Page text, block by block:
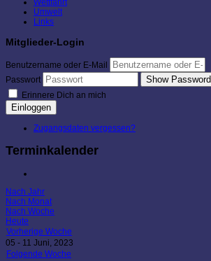
Wettfahrt
Umwelt
Links
Mitglieder-Login
Benutzername oder E-Mail
Passwort
Show Password
Erinnere Dich an mich
Einloggen
Zugangsdaten vergessen?
Terminkalender
Nach Jahr
Nach Monat
Nach Woche
Heute
Vorherige Woche
05 - 11 Juni, 2023
Folgende Woche